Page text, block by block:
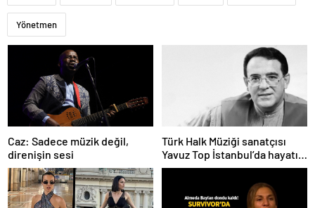
Yönetmen
Caz: Sadece müzik değil,
direnişin sesi
Türk Halk Müziği sanatçısı
Yavuz Top İstanbul’da hayatını
kaybetti